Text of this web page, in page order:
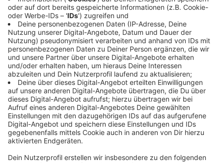
und "Donkey Kong" verweist der 40-jährige Belgier auf
sein Geburtsjahr 1981. "Darauf war ich früher stolz.
Niemand wusste etwas von meinem Privatleben,
welches ich auch sehr bewusst abgeschirmt hatte.
Aber als letztes Jahr unser Schlagzeuger Oscar Kraal
an Bauchspeicheldrüsenkrebs starb, war das ein
Erdrutsch in der Familie. Er hinterließ zwei junge
Töchter, was mich zum Nachdenken über meine eigene
Rolle als Vater anregte. Es war Zeit, meine
Komfortzone zu verlassen und ein bisschen mehr
loszulassen. Ich sehe den Song "Nice To Meet You" als
persönlichen Durchbruch", erklärt Milow ausführlich.
Als Hommage an seinen verstorbenen Schlagzeuger
hat Milow den letzten Song auf dem Album "Oscar"